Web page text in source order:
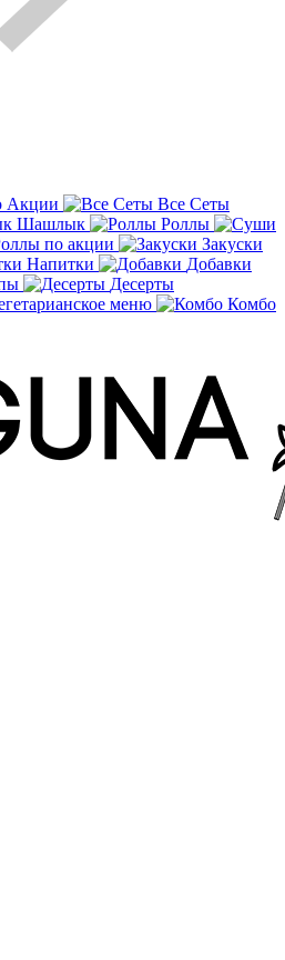
Акции
Все Сеты
Шашлык
Роллы
по акции
Закуски
Напитки
Добавки
Десерты
меню
Комбо